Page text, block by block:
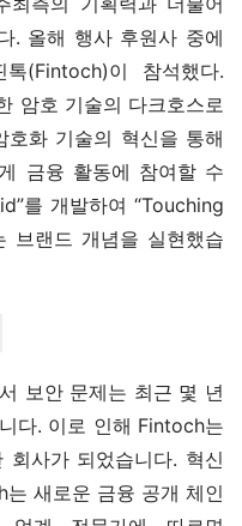
측의 기획력과 더불어
. 올해 행사 후원사 중에
(Fintoch)이 참석했다.
암호 기술의 다크호스로
화 기술의 혁신을 통해
금융 활동에 참여할 수
를 개발하여 “Touching
브랜드 개념을 실현했습
보안 문제는 최근 몇 년
다. 이로 인해 Fintoch는
사가 되었습니다. 혁신
새로운 금융 공개 체인